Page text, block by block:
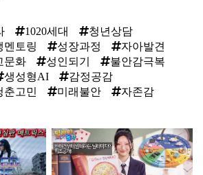
1020세대
청년상담
멘토링 성장과정
자아발견
문화 성인되기
불안감극복
생성형AI
감정공감
춘고민 미래불안
자존감